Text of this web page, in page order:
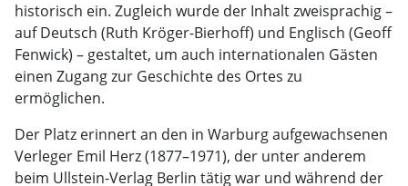
historisch ein. Zugleich wurde der Inhalt zweisprachig –
auf Deutsch (Ruth Kröger-Bierhoff) und Englisch (Geoff
Fenwick) – gestaltet, um auch internationalen Gästen
einen Zugang zur Geschichte des Ortes zu
ermöglichen.
Der Platz erinnert an den in Warburg aufgewachsenen
Verleger Emil Herz (1877–1971), der unter anderem
beim Ullstein-Verlag Berlin tätig war und während der